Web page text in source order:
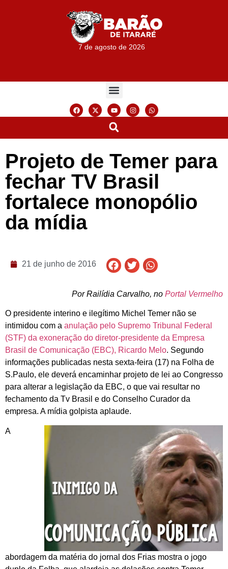
7 de agosto de 2026
Projeto de Temer para
fechar TV Brasil
fortalece monopólio
da mídia
21 de junho de 2016
Por Railídia Carvalho, no Portal Vermelho
O presidente interino e ilegítimo Michel Temer não se
intimidou com a anulação pelo Supremo Tribunal Federal
(STF) da exoneração do diretor-presidente da Empresa
Brasil de Comunicação (EBC), Ricardo Melo. Segundo
informações publicadas nesta sexta-feira (17) na Folha de
S.Paulo, ele deverá encaminhar projeto de lei ao Congresso
para alterar a legislação da EBC, o que vai resultar no
fechamento da Tv Brasil e do Conselho Curador da
empresa. A mídia golpista aplaude.
A
abordagem da matéria do jornal dos Frias mostra o jogo